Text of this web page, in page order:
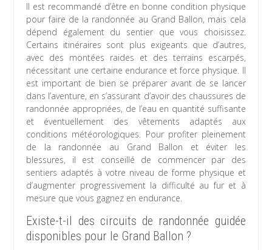
Il est recommandé d’être en bonne condition physique
pour faire de la randonnée au Grand Ballon, mais cela
dépend également du sentier que vous choisissez.
Certains itinéraires sont plus exigeants que d’autres,
avec des montées raides et des terrains escarpés,
nécessitant une certaine endurance et force physique. Il
est important de bien se préparer avant de se lancer
dans l’aventure, en s’assurant d’avoir des chaussures de
randonnée appropriées, de l’eau en quantité suffisante
et éventuellement des vêtements adaptés aux
conditions météorologiques. Pour profiter pleinement
de la randonnée au Grand Ballon et éviter les
blessures, il est conseillé de commencer par des
sentiers adaptés à votre niveau de forme physique et
d’augmenter progressivement la difficulté au fur et à
mesure que vous gagnez en endurance.
Existe-t-il des circuits de randonnée guidée
disponibles pour le Grand Ballon ?